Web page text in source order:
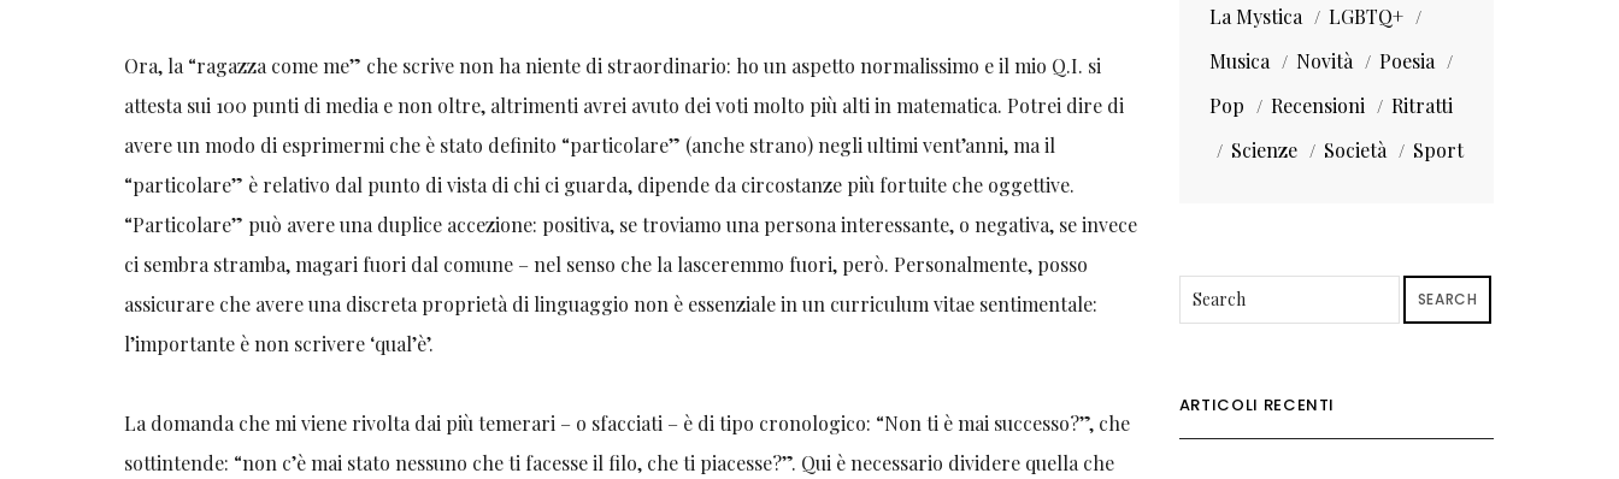
Ora, la “ragazza come me” che scrive non ha niente di straordinario: ho un aspetto normalissimo e il mio Q.I. si
attesta sui 100 punti di media e non oltre, altrimenti avrei avuto dei voti molto più alti in matematica. Potrei dire di
avere un modo di esprimermi che è stato definito “particolare” (anche strano) negli ultimi vent’anni, ma il
“particolare” è relativo dal punto di vista di chi ci guarda, dipende da circostanze più fortuite che oggettive.
“Particolare” può avere una duplice accezione: positiva, se troviamo una persona interessante, o negativa, se invece
ci sembra stramba, magari fuori dal comune – nel senso che la lasceremmo fuori, però. Personalmente, posso
assicurare che avere una discreta proprietà di linguaggio non è essenziale in un curriculum vitae sentimentale:
l’importante è non scrivere ‘qual’è’.
La domanda che mi viene rivolta dai più temerari – o sfacciati – è di tipo cronologico: “Non ti è mai successo?”, che
sottintende: “non c’è mai stato nessuno che ti facesse il filo, che ti piacesse?”. Qui è necessario dividere quella che
La Mystica
LGBTQ+
Musica
Novità
Poesia
Pop
Recensioni
Ritratti
Scienze
Società Sport
SEARCH
ARTICOLI RECENTI